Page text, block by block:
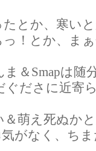
たとか、寒い
っ！とか、ま
ま＆Smapは
ぐださに近寄
＆萌え死ぬか
がなく、ち